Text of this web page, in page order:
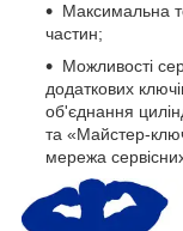
Максимальна
частин;
Можливості
додаткових
об'єднання
та «Майстер-
мережа